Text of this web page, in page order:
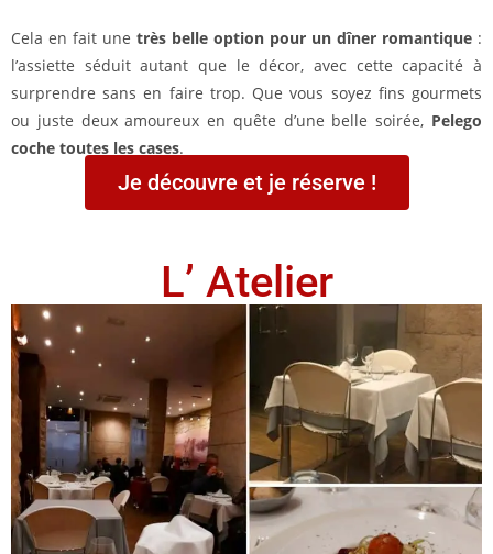
Cela en fait une très belle option pour un dîner romantique :
l’assiette séduit autant que le décor, avec cette capacité à
surprendre sans en faire trop. Que vous soyez fins gourmets
ou juste deux amoureux en quête d’une belle soirée, Pelego
coche toutes les cases.
Je découvre et je réserve !
L’ Atelier